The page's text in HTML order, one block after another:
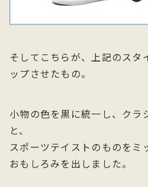
そしてこちらが、上記のスタ
ップさせたもの。
小物の色を黒に統一し、クラ
と、
スポーツテイストのものをミ
おもしろみを出しました。